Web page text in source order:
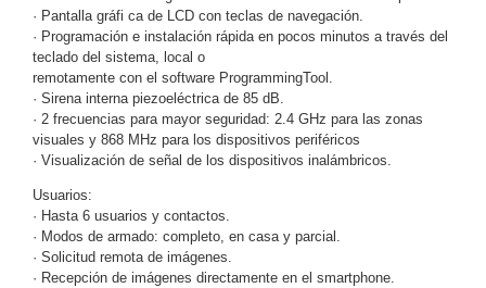
Ambientes
Salinos
(Anticorrosión)
Antiexplosión Bala Codificadores
y
Decodificadores
de
/ Eyeball /
TurretFisheye
y
HemisféricasLente
· Pantalla gráfi ca de LCD con teclas de navegación.
· Programación e instalación rápida en pocos minutos a través del
teclado del sistema, local o
remotamente con el software ProgrammingTool.
· Sirena interna piezoeléctrica de 85 dB.
· 2 frecuencias para mayor seguridad: 2.4 GHz para las zonas
visuales y 868 MHz para los dispositivos periféricos
· Visualización de señal de los dispositivos inalámbricos.
Usuarios:
· Hasta 6 usuarios y contactos.
· Modos de armado: completo, en casa y parcial.
· Solicitud remota de imágenes.
· Recepción de imágenes directamente en el smartphone.